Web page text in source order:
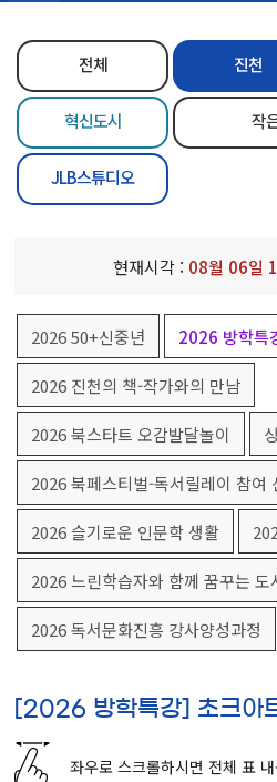
전체 진천
혁신도시 작
JLB스튜디오
현재시각 : 08월 06일
2026 50+신중년 2026 방학특
2026 진천의 책-작가와의 만남
2026 북스타트 오감발달놀이
2026 북페스티벌-독서릴레이 참여
2026 슬기로운 인문학 생활
2026 느린학습자와 함께 꿈꾸는 도
2026 독서문화진흥 강사양성과정
[2026 방학특강] 초크아
좌우로 스크롤하시면 전체 표